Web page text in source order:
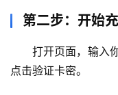
第二步：开始
打开页面，输入
点击验证卡密。